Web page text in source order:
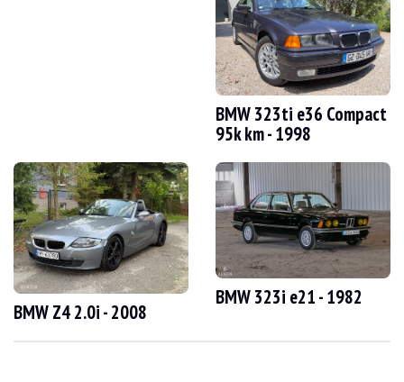
Beschreibung
Dieser BMW 330ci Cabriolet e46 aus dem Jahr 2003 ist spanischer Herkunft
An der Außenseite gibt der Verkäufer an, dass das Fahrzeug in gutem
BMW 323ti e36 Compact
95k km - 1998
BMW Z4 2.0i - 2008
BMW 323i e21 - 1982